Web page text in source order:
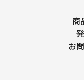
商
お